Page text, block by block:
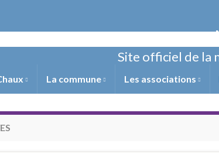
Site officiel de la
La commune Les associations